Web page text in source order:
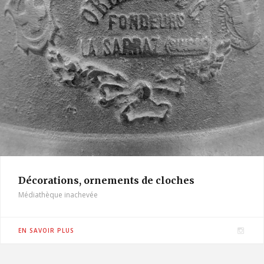
Décorations, ornements de cloches
Médiathèque inachevée
EN SAVOIR PLUS
I